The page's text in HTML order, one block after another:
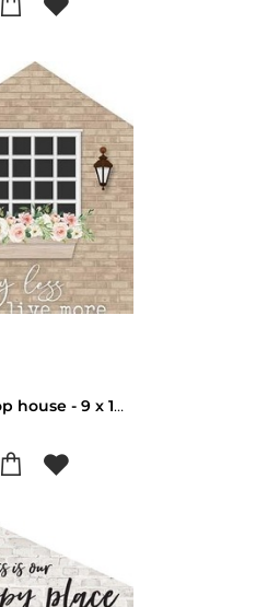
Tabletop house - 9 x 11,5 cm - Worry less live more - 656200927755